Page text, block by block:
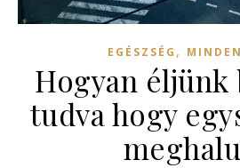
EGÉSZSÉG ,
Hogyan éljünk
tudva hogy